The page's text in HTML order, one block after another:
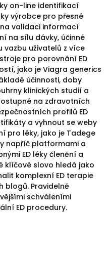
on-line identifikací
výrobce pro přesné
validaci informací
na sílu dávky, účinné
uživatelů z více
pro porovnání ED
jako je Viagra generics
účinnosti, doby
klinických studií a
na zdravotních
profilů ED
a vyhnout se weby
pro léky, jako je Tadege
napříč platformami a
ED léky členění a
klíčové slovo hledá jako
komplexní ED terapie
blogů. Pravidelně
schváleními
ED procedury.